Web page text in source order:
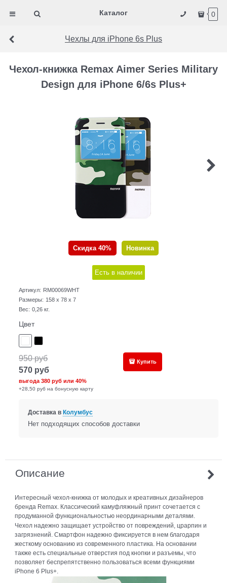
Каталог 0
Чехлы для iPhone 6s Plus
Чехол-книжка Remax Aimer Series Military
Design для iPhone 6/6s Plus+
Скидка 40% Новинка
Есть в наличии
Артикул: RM00069WHT
Размеры: 158 x 78 x 7
Вес: 0,26 кг.
Цвет
950 руб
570 руб
выгода380 руб или40%
+28,50 руб на бонусную карту
Купить
Доставка в Колумбус
Нет подходящих способов доставки
Описание
Интересный чехол-книжка от молодых и креативных дизайнеров
бренда Remax. Классический камуфляжный принт сочетается с
продуманной функциональностью неординарными деталями.
Чехол надежно защищает устройство от повреждений, црарпин и
загрязнений. Смартфон надежно фиксируется в нем благодаря
жесткому основанию из современного пластика. На основании
также есть специальные отверстия под кнопки и разъемы, что
позволяет беспрепятственно пользоваться всеми функциями
iPhone 6 Plus+.